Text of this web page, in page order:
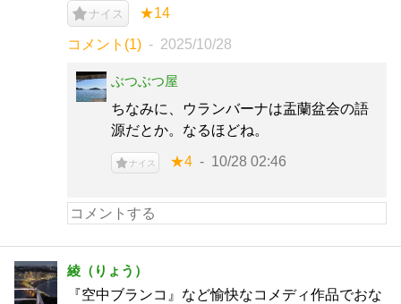
ナイス ★14
コメント(1) 2025/10/28
ぶつぶつ屋
ちなみに、ウランバーナは盂蘭盆会の語
源だとか。なるほどね。
ナイス ★4 10/28 02:46
綾（りょう）
『空中ブランコ』など愉快なコメディ作品でおな